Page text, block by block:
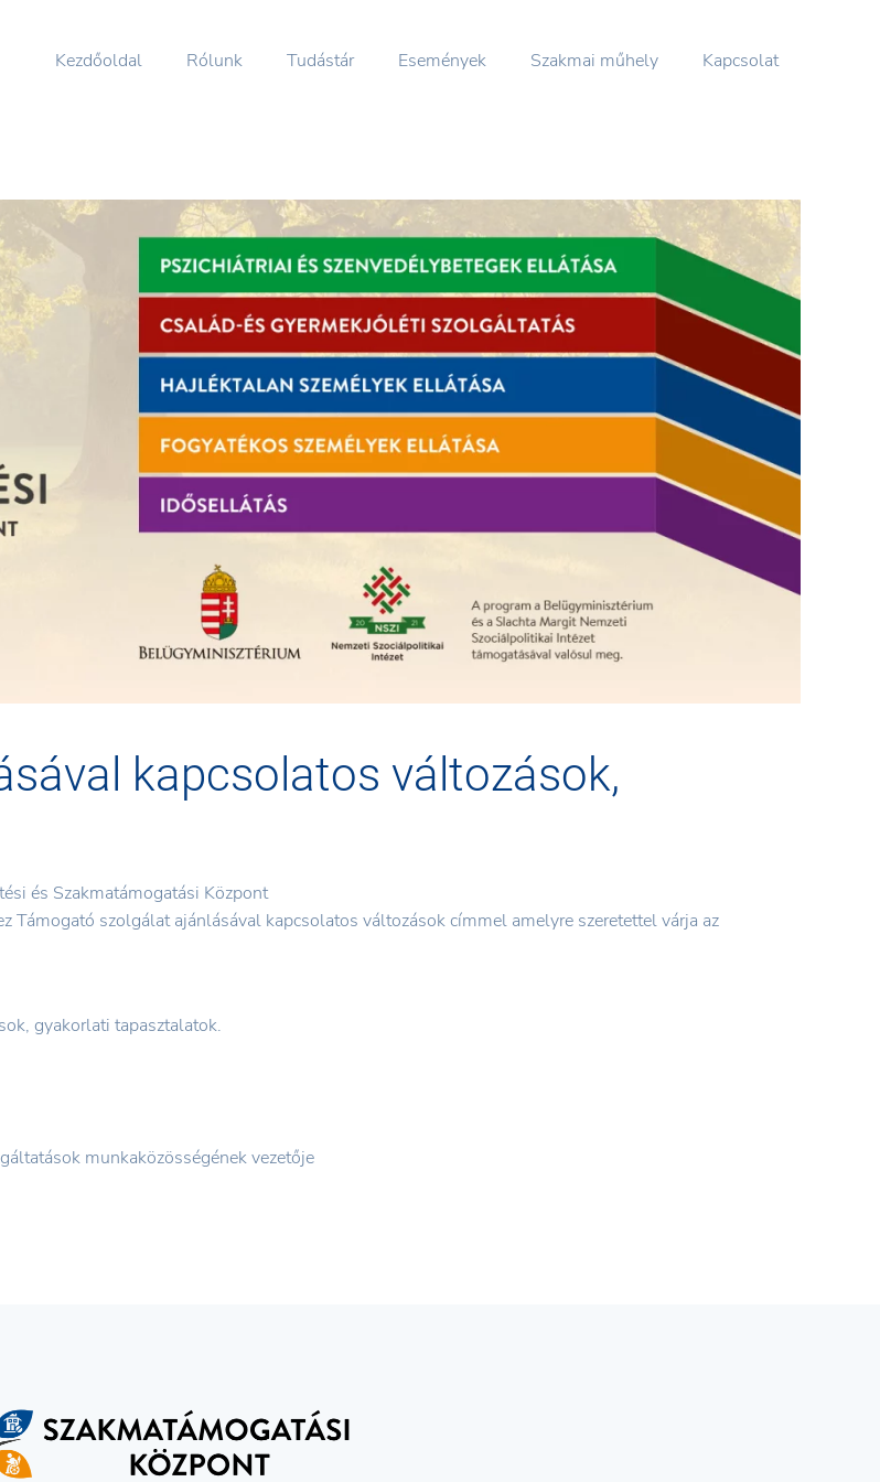
Kezdőoldal Rólunk Tudástár Események Szakmai műhely Kapcsolat
kapcsolatos változások,
és Szakmatámogatási Központ
Támogató szolgálat ajánlásával kapcsolatos változások címmel amelyre szeretettel várja az
gyakorlati tapasztalatok.
munkaközösségének vezetője